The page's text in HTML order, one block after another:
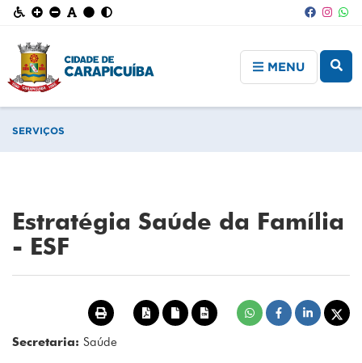
MENU
SERVIÇOS
Estratégia Saúde da Família
- ESF
Secretaria: Saúde